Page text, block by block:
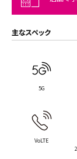
主なスペック
5G
VoLTE